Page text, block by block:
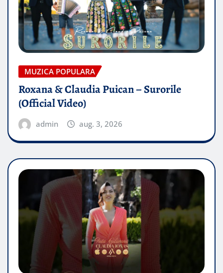
MUZICA POPULARA
Roxana & Claudia Puican – Surorile
(Official Video)
admin aug. 3, 2026